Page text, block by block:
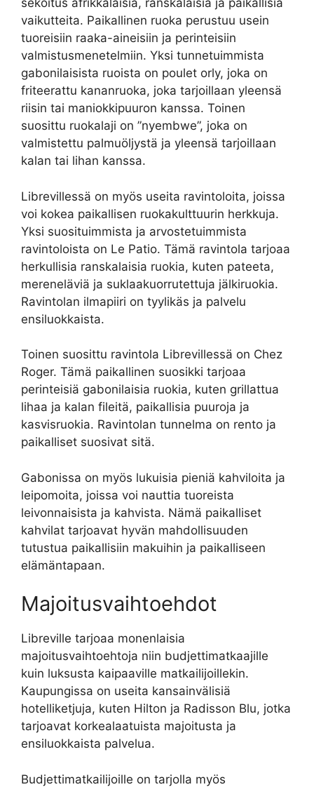
sekoitus afrikkalaisia, ranskalaisia ja paikallisia
vaikutteita. Paikallinen ruoka perustuu usein
tuoreisiin raaka-aineisiin ja perinteisiin
valmistusmenetelmiin. Yksi tunnetuimmista
gabonilaisista ruoista on poulet orly, joka on
friteerattu kananruoka, joka tarjoillaan yleensä
riisin tai maniokkipuuron kanssa. Toinen
suosittu ruokalaji on ”nyembwe”, joka on
valmistettu palmuöljystä ja yleensä tarjoillaan
kalan tai lihan kanssa.
Librevillessä on myös useita ravintoloita, joissa
voi kokea paikallisen ruokakulttuurin herkkuja.
Yksi suosituimmista ja arvostetuimmista
ravintoloista on Le Patio. Tämä ravintola tarjoaa
herkullisia ranskalaisia ​​ruokia, kuten pateeta,
mereneläviä ja suklaakuorrutettuja jälkiruokia.
Ravintolan ilmapiiri on tyylikäs ja palvelu
ensiluokkaista.
Toinen suosittu ravintola Librevillessä on Chez
Roger. Tämä paikallinen suosikki tarjoaa
perinteisiä gabonilaisia ruokia, kuten grillattua
lihaa ja kalan fileitä, paikallisia puuroja ja
kasvisruokia. Ravintolan tunnelma on rento ja
paikalliset suosivat sitä.
Gabonissa on myös lukuisia pieniä kahviloita ja
leipomoita, joissa voi nauttia tuoreista
leivonnaisista ja kahvista. Nämä paikalliset
kahvilat tarjoavat hyvän mahdollisuuden
tutustua paikallisiin makuihin ja paikalliseen
elämäntapaan.
Majoitusvaihtoehdot
Libreville tarjoaa monenlaisia
majoitusvaihtoehtoja niin budjettimatkaajille
kuin luksusta kaipaaville matkailijoillekin.
Kaupungissa on useita kansainvälisiä
hotelliketjuja, kuten Hilton ja Radisson Blu, jotka
tarjoavat korkealaatuista majoitusta ja
ensiluokkaista palvelua.
Budjettimatkailijoille on tarjolla myös